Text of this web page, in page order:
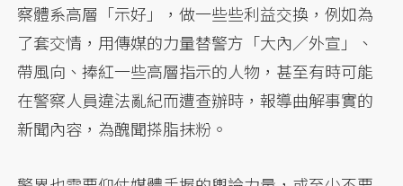
察體系高層「示好」，做一些些利益交換，例如為
了套交情，用傳媒的力量替警方「大內／外宣」、
帶風向、捧紅一些高層指示的人物，甚至有時可能
在警察人員違法亂紀而遭查辦時，報導曲解事實的
新聞內容，為醜聞搽脂抹粉。